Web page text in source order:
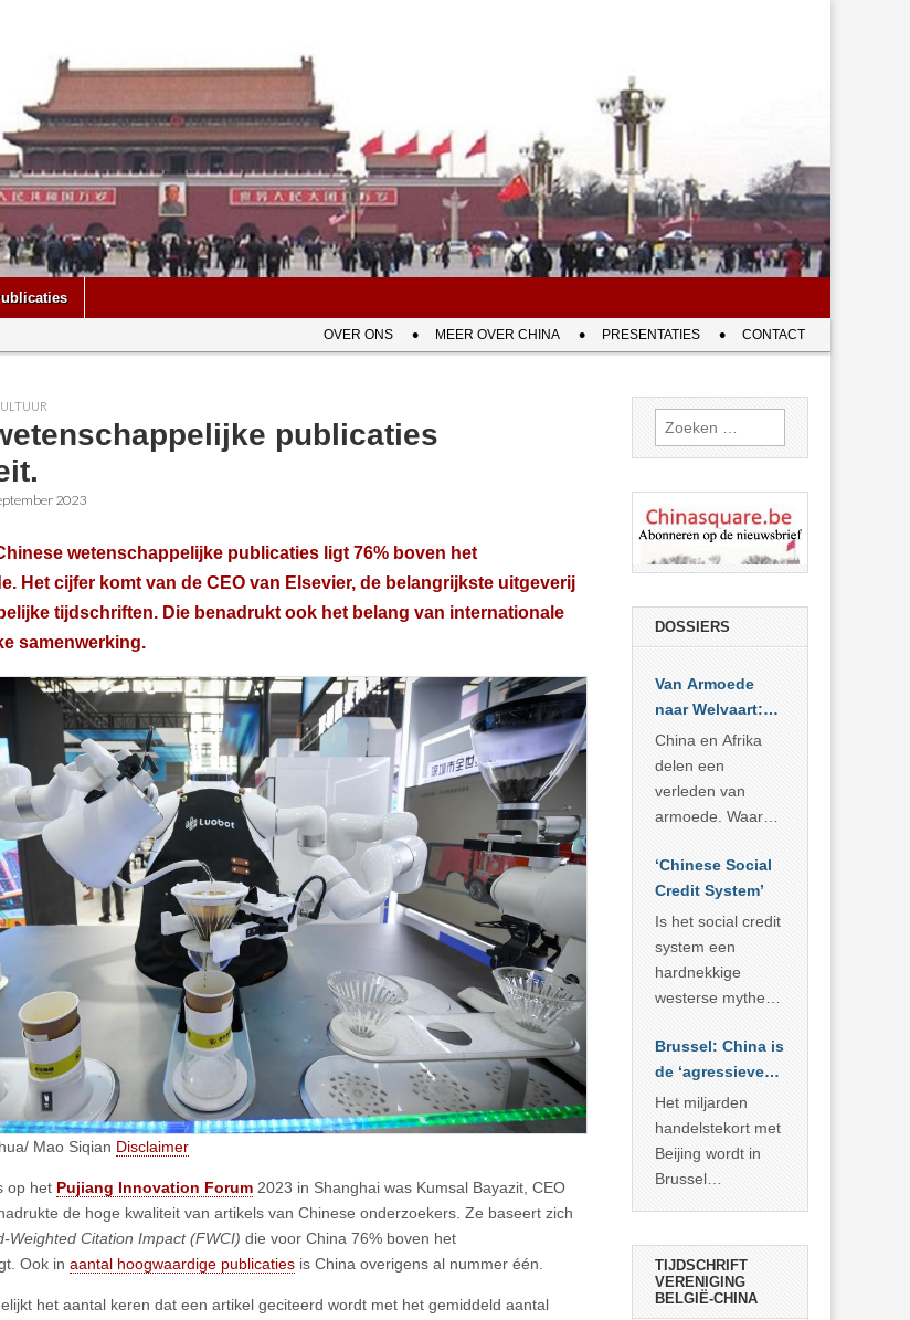
OVER ONS MEER OVER CHINA PRESENTATIES CONTACT
publicaties
2023
wetenschappelijke publicaties ligt 76% boven het
Het cijfer komt van de CEO van Elsevier, de belangrijkste uitgeverij
tijdschriften. Die benadrukt ook het belang van internationale
samenwerking.
Mao Siqian Disclaimer
op het Pujiang Innovation Forum 2023 in Shanghai was Kumsal Bayazit, CEO
de hoge kwaliteit van artikels van Chinese onderzoekers. Ze baseert zich
Weighted Citation Impact (FWCI) die voor China 76% boven het
Ook in aantal hoogwaardige publicaties is China overigens al nummer één.
het aantal keren dat een artikel geciteerd wordt met het gemiddeld aantal
Zoeken
naar:
DOSSIERS
Van Armoede
naar Welvaart:
Wat Afrika kan
leren van
China’s
economisch
China en Afrika
delen een
verleden van
armoede. Waar
voorbije veertig
jaar in slaagde
meer dan 800
miljoen mensen
uit de armoede
… >> lees meer
‘Chinese Social
Credit System’
Is het social credit
system een
hardnekkige
westerse mythe of
realiteit in China?
Brussel: China is
de ‘agressieve
schuldige’
Het miljarden
handelstekort met
Beijing wordt in
Brussel
economische
agressie. In
werkelijkheid
TIJDSCHRIFT
VERENIGING
BELGIË-CHINA